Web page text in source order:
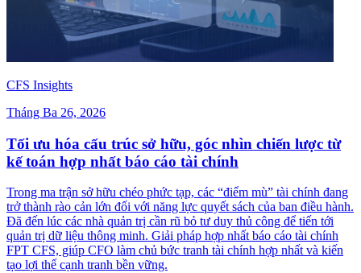
CFS Insights
Tháng Ba 26, 2026
Tối ưu hóa cấu trúc sở hữu, góc nhìn chiến lược từ
kế toán hợp nhất báo cáo tài chính
Trong ma trận sở hữu chéo phức tạp, các “điểm mù” tài chính đang
trở thành rào cản lớn đối với năng lực quyết sách của ban điều hành.
Đã đến lúc các nhà quản trị cần rũ bỏ tư duy thủ công để tiến tới
quản trị dữ liệu thông minh. Giải pháp hợp nhất báo cáo tài chính
FPT CFS, giúp CFO làm chủ bức tranh tài chính hợp nhất và kiến
tạo lợi thế cạnh tranh bền vững.